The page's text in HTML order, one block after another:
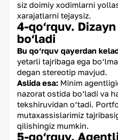
siz doimiy xodimlarni
xarajatlarni tejaysiz.
4-qo‘rquv.
bo‘ladi
Bu qo‘rquv qayerdan
yetarli tajribaga ega
degan stereotip mavjud.
Aslida esa: Minim
nazorat ostida bo‘ladi va
tekshiruvidan o‘tadi.
mutaxassislarimiz
qilishingiz mumkin.
5-qo‘rquv.